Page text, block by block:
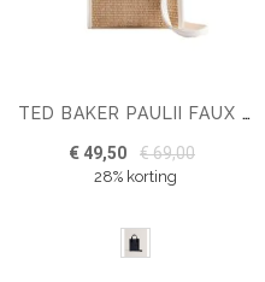
TED BAKER PAULII FAUX RAFFIA MINI ICON BAG
€ 49,50 € 69,00
28% korting